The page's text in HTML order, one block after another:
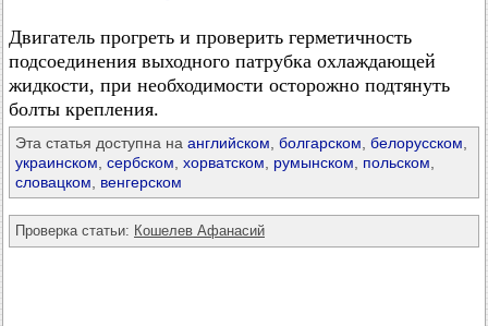
Двигатель прогреть и проверить герметичность
подсоединения выходного патрубка охлаждающей
жидкости, при необходимости осторожно подтянуть
болты крепления.
Эта статья доступна на английском болгарском белорусском
украинском сербском хорватском румынском польском
словацком
венгерском
Проверка статьи: Кошелев Афанасий